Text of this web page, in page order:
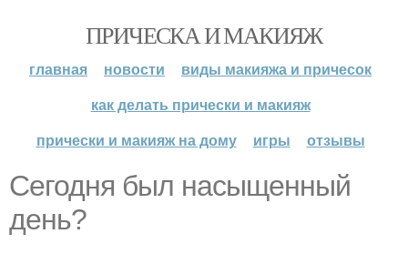
ПРИЧЕСКА И МАКИЯЖ
главная новости
виды макияжа и причесок
как делать прически и макияж
прически и макияж на дому
игры отзывы
Сегодня был насыщенный
день?